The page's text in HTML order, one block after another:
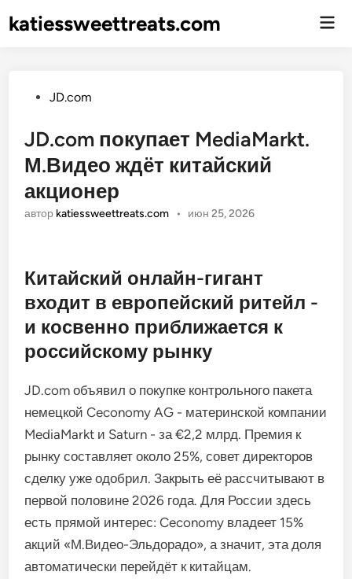
katiessweettreats.com
Опубликовано
JD.com
JD.com покупает MediaMarkt.
М.Видео ждёт китайский
акционер
автор katiessweettreats.com • июн 25, 2026
Китайский онлайн-гигант
входит в европейский ритейл -
и косвенно приближается к
российскому рынку
JD.com объявил о покупке контрольного пакета
немецкой Ceconomy AG - материнской компании
MediaMarkt и Saturn - за €2,2 млрд. Премия к
рынку составляет около 25%, совет директоров
сделку уже одобрил. Закрыть её рассчитывают в
первой половине 2026 года. Для России здесь
есть прямой интерес: Ceconomy владеет 15%
акций «М.Видео-Эльдорадо», а значит, эта доля
автоматически перейдёт к китайцам.